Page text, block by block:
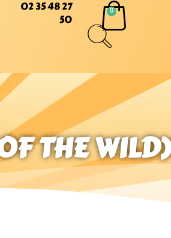
02 35 48 27
50
THE WILD)